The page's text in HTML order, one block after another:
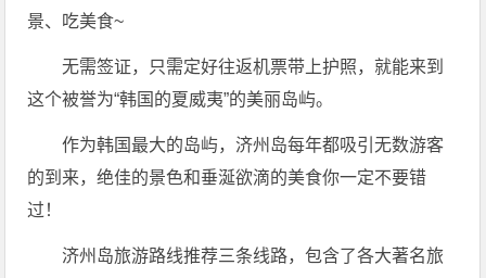
景、吃美食~
无需签证，只需定好往返机票带上护照，就能来到
这个被誉为“韩国的夏威夷”的美丽岛屿。
作为韩国最大的岛屿，济州岛每年都吸引无数游客
的到来，绝佳的景色和垂涎欲滴的美食你一定不要错
过！
济州岛旅游路线推荐三条线路，包含了各大著名旅